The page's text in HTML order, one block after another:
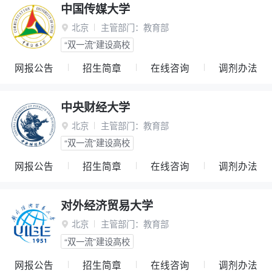
中国传媒大学
 北京 主管部门： 教育部
“双一流”建设高校
网报公告 招生简章 在线咨询 调剂办法
中央财经大学
 北京 主管部门： 教育部
“双一流”建设高校
网报公告 招生简章 在线咨询 调剂办法
对外经济贸易大学
 北京 主管部门： 教育部
“双一流”建设高校
网报公告 招生简章 在线咨询 调剂办法